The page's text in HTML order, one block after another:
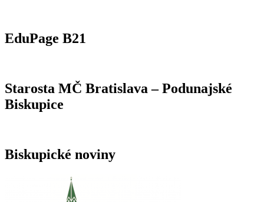
EduPage B21
Starosta MČ Bratislava – Podunajské
Biskupice
Biskupické noviny